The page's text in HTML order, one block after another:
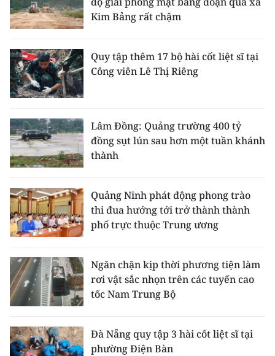
Kim Bảng rất chậm
Quy tập thêm 17 bộ hài cốt liệt sĩ tại
Công viên Lê Thị Riêng
Lâm Đồng: Quảng trường 400 tỷ
đồng sụt lún sau hơn một tuần khánh
thành
Quảng Ninh phát động phong trào
thi đua hướng tới trở thành thành
phố trực thuộc Trung ương
Ngăn chặn kịp thời phương tiện làm
rơi vật sắc nhọn trên các tuyến cao
tốc Nam Trung Bộ
Đà Nẵng quy tập 3 hài cốt liệt sĩ tại
phường Điện Bàn